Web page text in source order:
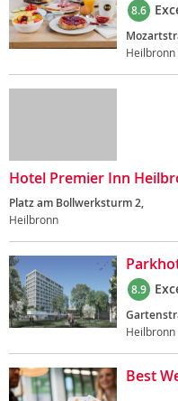
8.6
Heilbronn
Hotel Premier Inn
Platz am Bollwerksturm 2,
Heilbronn
8.9
Heilbronn
Best